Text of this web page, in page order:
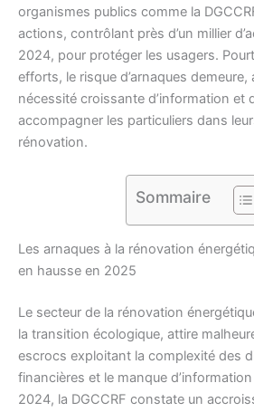
organismes publics comme la
actions, contrôlant près d’un millier
2024, pour protéger les usagers.
efforts, le risque d’arnaques demeure,
nécessité croissante d’information et
accompagner les particuliers dans
rénovation.
Sommaire
Les arnaques à la rénovation
en hausse en 2025
Le secteur de la rénovation
la transition écologique, attire
escrocs exploitant la complexité des
financières et le manque
2024, la DGCCRF constate un